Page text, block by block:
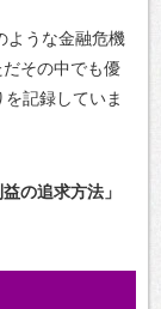
ような金融危機
その中でも優
記録していま
の追求方法」